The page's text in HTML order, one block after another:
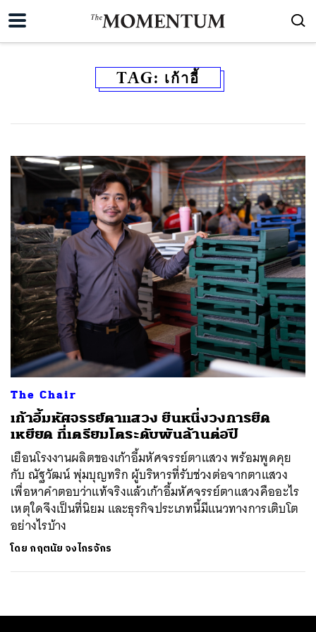
TAG: เก้าอี้
The Chair
เก้าอี้มหัศจรรย์ตาแสวง ยืนหนึ่งวงการยืด
เหยียด ที่เตรียมโตระดับพันล้านต่อปี
เยือนโรงงานผลิตของเก้าอี้มหัศจรรย์ตาแสวง พร้อมพูดคุย
กับ ณัฐวัฒน์ พุ่มบุญทริก ผู้บริหารที่รับช่วงต่อจากตาแสวง
เพื่อหาคำตอบว่าแท้จริงแล้วเก้าอี้มหัศจรรย์ตาแสวงคืออะไร
เหตุใดจึงเป็นที่นิยม และธุรกิจประเภทนี้มีแนวทางการเติบโต
อย่างไรบ้าง
โดย กฤตนัย จงไกรจักร
ค้นหา
SHARE TWEET LINE EMAIL